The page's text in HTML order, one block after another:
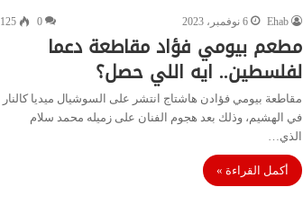
Ehab 6 نوفمبر، 2023 0
125
مطعم بيومي فؤاد مقاطعة دعما
لفلسطين.. ايه اللي حصل؟
مقاطعة بيومي فؤادن هاشتاج انتشر على السوشيال ميديا كالنار
في الهشيم، وذلك بعد هجوم الفنان على زميله محمد سلام
الذي…
أكمل القراءة »